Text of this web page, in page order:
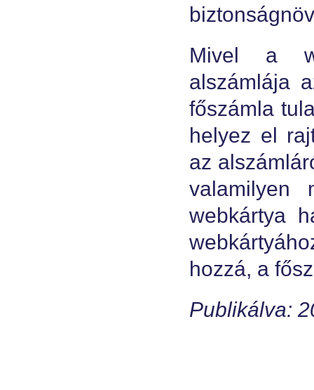
Mivel a
alszámlája
főszámla
helyez el
az
valamilyen
webkártya
hozzá, a
Publikálva: